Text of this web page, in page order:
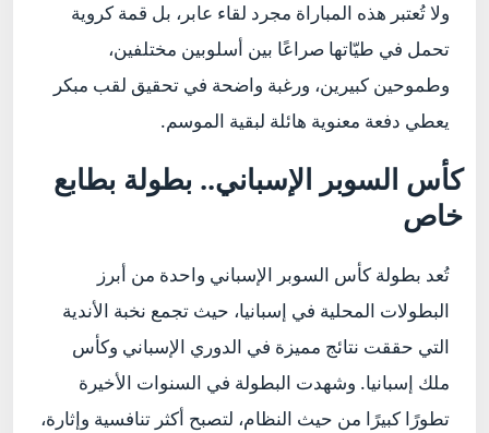
ولا تُعتبر هذه المباراة مجرد لقاء عابر، بل قمة كروية
تحمل في طيّاتها صراعًا بين أسلوبين مختلفين،
وطموحين كبيرين، ورغبة واضحة في تحقيق لقب مبكر
يعطي دفعة معنوية هائلة لبقية الموسم.
كأس السوبر الإسباني.. بطولة بطابع
خاص
تُعد بطولة كأس السوبر الإسباني واحدة من أبرز
البطولات المحلية في إسبانيا، حيث تجمع نخبة الأندية
التي حققت نتائج مميزة في الدوري الإسباني وكأس
ملك إسبانيا. وشهدت البطولة في السنوات الأخيرة
تطورًا كبيرًا من حيث النظام، لتصبح أكثر تنافسية وإثارة،